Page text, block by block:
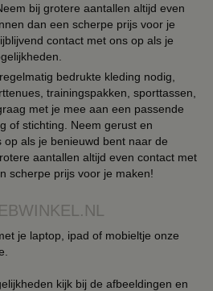
bij grotere aantallen altijd even
dan een scherpe prijs voor je
contact met ons op als je
bedrukte kleding nodig,
trainingspakken, sporttassen,
met je mee aan een passende
of stichting. Neem gerust en
als je benieuwd bent naar de
aantallen altijd even contact met
scherpe prijs voor je maken!
je laptop, ipad of mobieltje onze
kijk bij de afbeeldingen en